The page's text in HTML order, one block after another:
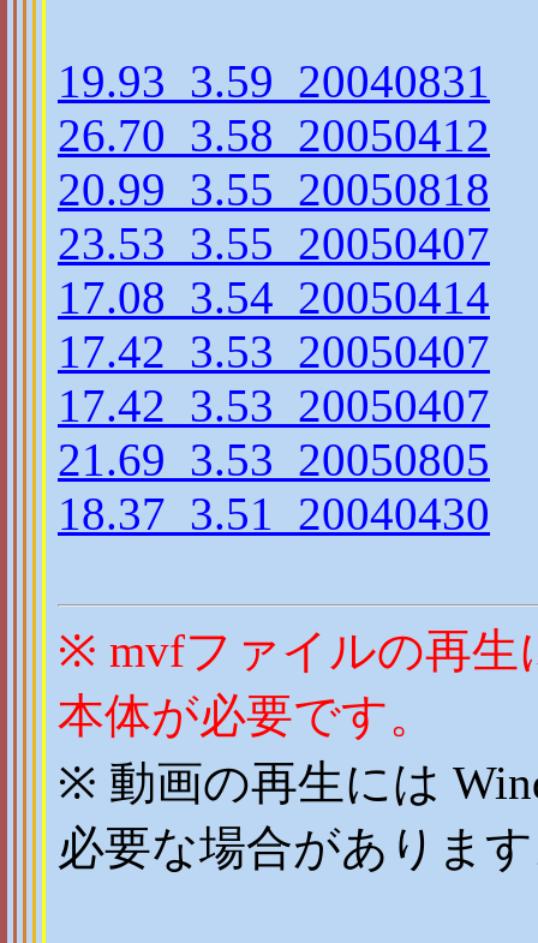
19.93_3.59_20040831
26.70_3.58_20050412
20.99_3.55_20050818
23.53_3.55_20050407
17.08_3.54_20050414
17.42_3.53_20050407
17.42_3.53_20050407
21.69_3.53_20050805
18.37_3.51_20040430
※ mvfファイルの再生
本体が必要です。
※ 動画の再生には
必要な場合がありま